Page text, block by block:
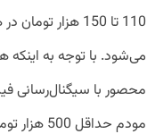
110 تا 150
می‌شود. با توجه به اینکه